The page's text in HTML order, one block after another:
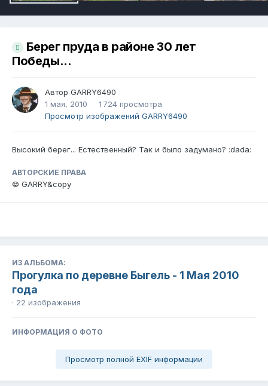
Берег пруда в районе 30 лет
Победы...
Автор GARRY6490
1 мая, 2010
1 724 просмотра
Просмотр изображений GARRY6490
Высокий берег... Естественный? Так и было задумано? :dada:
АВТОРСКИЕ ПРАВА
© GARRY&copy
ИЗ АЛЬБОМА:
Прогулка по деревне Быгель - 1 Мая 2010
года
· 22 изображения
ИНФОРМАЦИЯ О ФОТО
Просмотр полной EXIF информации